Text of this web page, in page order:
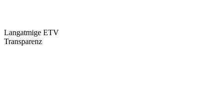
Langatmige ETV
Transparenz